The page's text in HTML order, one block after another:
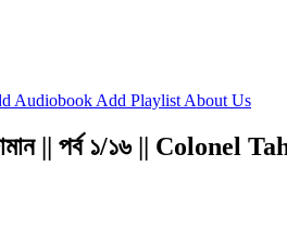
Audiobook Add Playlist About Us
|| পর্ব ১/১৬ || Colonel